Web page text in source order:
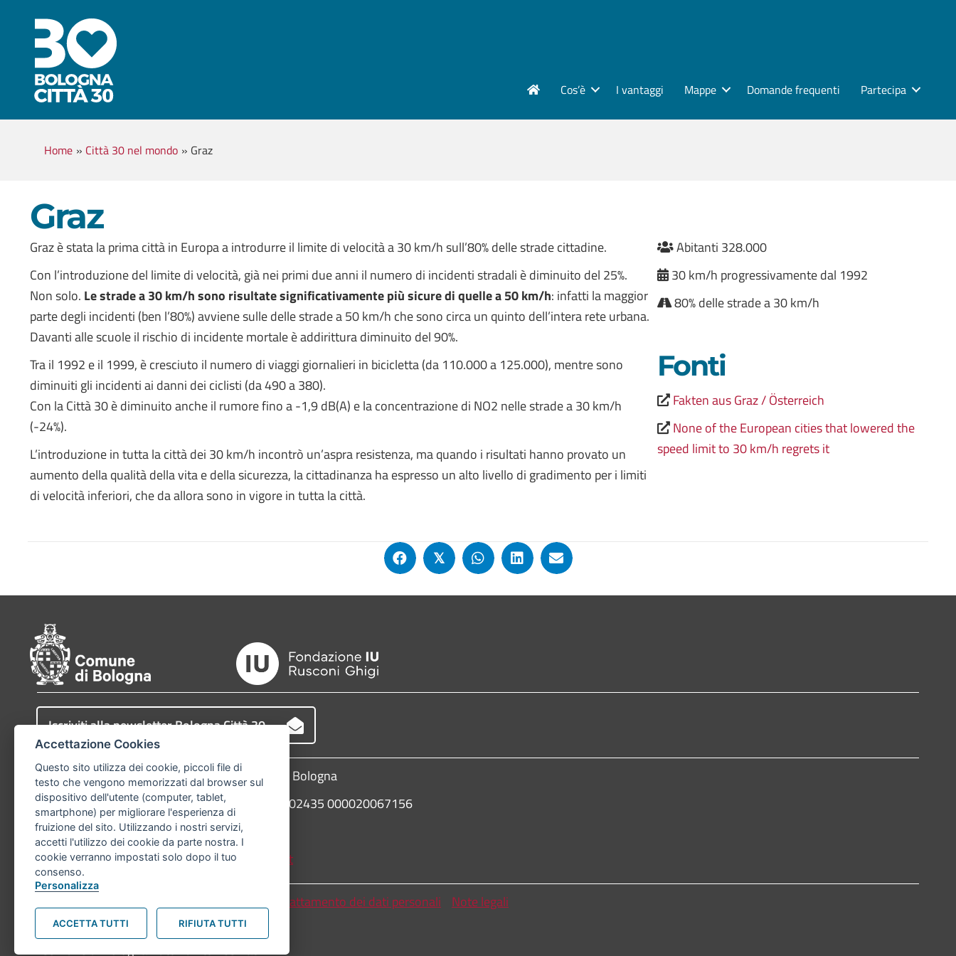
Cos’è I vantaggi Mappe Domande frequenti Partecipa
Home » Città 30 nel mondo » Graz
Graz
Graz è stata la prima città in Europa a introdurre il limite di velocità a 30 km/h sull’80% delle strade cittadine.
Con l’introduzione del limite di velocità, già nei primi due anni il numero di incidenti stradali è diminuito del 25%.
Non solo. Le strade a 30 km/h sono risultate significativamente più sicure di quelle a 50 km/h: infatti la maggior
parte degli incidenti (ben l’80%) avviene sulle delle strade a 50 km/h che sono circa un quinto dell’intera rete urbana.
Davanti alle scuole il rischio di incidente mortale è addirittura diminuito del 90%.
Tra il 1992 e il 1999, è cresciuto il numero di viaggi giornalieri in bicicletta (da 110.000 a 125.000), mentre sono
diminuiti gli incidenti ai danni dei ciclisti (da 490 a 380).
Con la Città 30 è diminuito anche il rumore fino a -1,9 dB(A) e la concentrazione di NO2 nelle strade a 30 km/h
(-24%).
L’introduzione in tutta la città dei 30 km/h incontrò un’aspra resistenza, ma quando i risultati hanno provato un
aumento della qualità della vita e della sicurezza, la cittadinanza ha espresso un alto livello di gradimento per i limiti
di velocità inferiori, che da allora sono in vigore in tutta la città.
Abitanti 328.000
30 km/h progressivamente dal 1992
80% delle strade a 30 km/h
Fonti
Fakten aus Graz / Österreich
None of the European cities that lowered the
speed limit to 30 km/h regrets it
𝕏
Iscriviti alla newsletter Bologna Città 30
Comune di Bologna, Piazza Maggiore, 6 - 40124 Bologna
P.Iva: 01232710374 - Cod. IBAN: IT 88 R 02008 02435 000020067156
Telefono:051203040
PEC:protocollogenerale@pec.comune.bologna.it
Informativa sul trattamento dei dati personali Note legali
© Comune di Bologna. Tutti i diritti riservati.
Accettazione Cookies
Questo sito utilizza dei cookie, piccoli file di
testo che vengono memorizzati dal browser sul
dispositivo dell'utente (computer, tablet,
smartphone) per migliorare l'esperienza di
fruizione del sito. Utilizzando i nostri servizi,
accetti l'utilizzo dei cookie da parte nostra. I
cookie verranno impostati solo dopo il tuo
consenso.
Personalizza
ACCETTA TUTTI RIFIUTA TUTTI